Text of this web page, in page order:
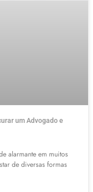
um Advogado e
alarmante em muitos
de diversas formas